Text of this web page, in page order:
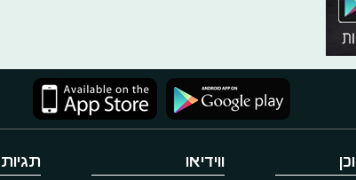
ווידיאו תגיות